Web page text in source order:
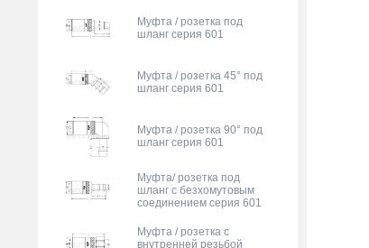
Муфта / розетка под
шланг серия 601
Муфта / розетка 45° под
шланг серия 601
Муфта / розетка 90° под
шланг серия 601
Муфта/ розетка под
шланг с безхомутовым
соединением серия 601
Муфта / розетка с
внутренней резьбой